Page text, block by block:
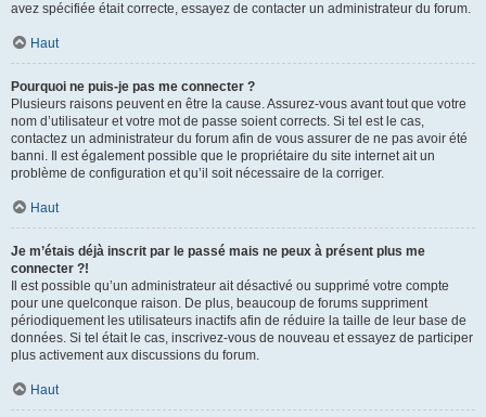
avez spécifiée était correcte, essayez de contacter un administrateur du forum.
Haut
Pourquoi ne puis-je pas me connecter ?
Plusieurs raisons peuvent en être la cause. Assurez-vous avant tout que votre
nom d’utilisateur et votre mot de passe soient corrects. Si tel est le cas,
contactez un administrateur du forum afin de vous assurer de ne pas avoir été
banni. Il est également possible que le propriétaire du site internet ait un
problème de configuration et qu’il soit nécessaire de la corriger.
Haut
Je m’étais déjà inscrit par le passé mais ne peux à présent plus me
connecter ?!
Il est possible qu’un administrateur ait désactivé ou supprimé votre compte
pour une quelconque raison. De plus, beaucoup de forums suppriment
périodiquement les utilisateurs inactifs afin de réduire la taille de leur base de
données. Si tel était le cas, inscrivez-vous de nouveau et essayez de participer
plus activement aux discussions du forum.
Haut